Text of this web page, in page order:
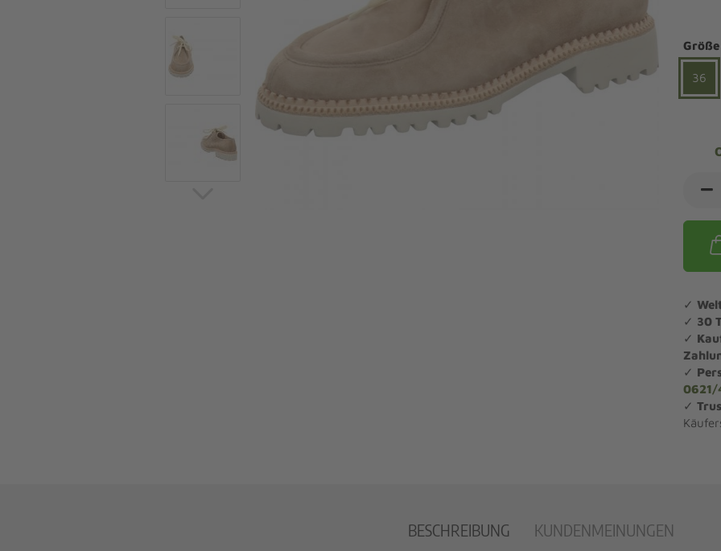
Jagdschuhe
Jagdschuhe für Damen
Gummistiefel
Zwiegenähte Jagdschuhe
Socken und Strümpfe -
Angebote Outdoorschuhe
Barfußschuhe
Sandalen Komfort
Stiefeletten Komfort
36
✓
✓ 30
✓
✓
0621/
✓
BESCHREIBUNG KUNDENMEINUNGEN